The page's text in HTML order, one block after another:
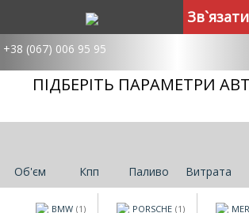
+38 (067) 006 95 95
ПІДБЕРІТЬ ПАРАМЕТРИ
Об'єм Кпп Паливо Витрата
BMW (1) PORSCHE (1)